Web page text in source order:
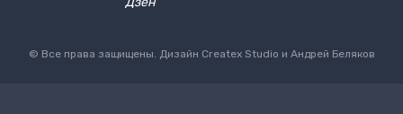
© Все права защищены. Дизайн Createx Studio и Андрей Беляков